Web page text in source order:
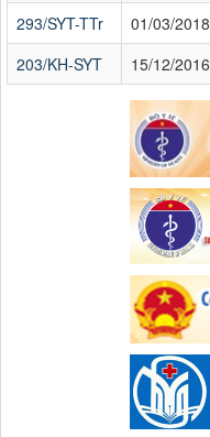
293/SYT-TTr
01/03/2018
203/KH-SYT
15/12/2016